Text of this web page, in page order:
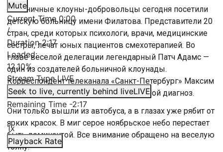
Mute
Current Time0:00
/
Duration2:17
Loaded:
12.10%
Stream TypeLIVE
Seek to live, currently behind liveLIVE
Remaining Time -2:17
1x
Playback Rate
Больничные клоуны-добровольцы сегодня посетили
детскую больницу имени Филатова. Представители 20
стран, среди которых психологи, врачи, медицинские
сестры, лечат юных пациентов смехотерапией. Во
главе веселой делегации легендарный Патч Адамс —
один из создателей больничной клоунады.
Корреспондент телеканала «Санкт-Петербург» Максим
Тараканов убедился — смех лечит любой диагноз.
Они только вышли из автобуса, а в глазах уже рябит от
ярких красок. В миг серое ноябрьское небо перестает
быть доминантой. Все внимание обращено на веселую
толпу.